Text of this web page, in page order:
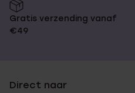
Gratis verzending vanaf
€49
Direct naar